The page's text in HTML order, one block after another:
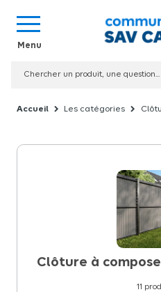
Les catégories
Clôture à
11